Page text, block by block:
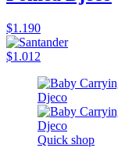
$1.190
$1.012
Quick shop